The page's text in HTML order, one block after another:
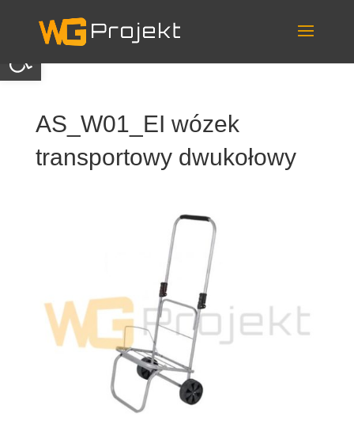
Otwórz pasek narzędzi
content
AS_W01_EI wózek
transportowy dwukołowy